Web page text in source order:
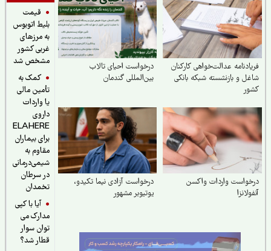
قیمت
بلیط اتوبوس
به مرزهای
غربی کشور
مشخص شد
کمک به
تأمین مالی
یا واردات
داروی
ELAHERE
برای بیماران
مقاوم به
شیمی‌درمانی
در سرطان
تخمدان
آیا با کپی
مدارک می
توان سوار
قطار شد؟
عدالت‌خواهی کارکنان
و بازنشسته شبکه بانکی
درخواست احیای تالاب
بین‌المللی گندمان
واردات واکسن
درخواست آزادی نیما تکیدو،
یوتیوبر مشهور